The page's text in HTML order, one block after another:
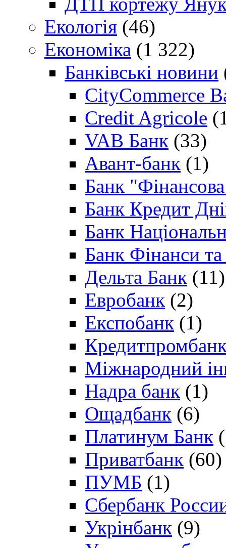
Екологія (46)
Економіка (1 322)
Банківські новини
CityCommerce
Credit Agricole
VAB Банк (33)
Авант-банк (1)
Банк "Фінансова
Банк Кредит
Банк
Банк Фінанси
Дельта Банк (11)
Евробанк (2)
Експобанк (1)
Міжнародний
Надра банк (1)
Ощадбанк (6)
Платинум Банк
Приватбанк (60)
ПУМБ (1)
Сбербанк
Укрінбанк (9)